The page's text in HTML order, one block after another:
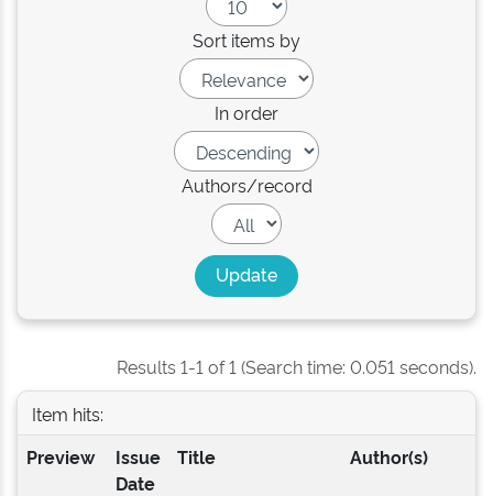
Sort items by
In order
Authors/record
Results 1-1 of 1 (Search time: 0.051 seconds).
Item hits:
Preview
Issue
Date
Title Author(s)